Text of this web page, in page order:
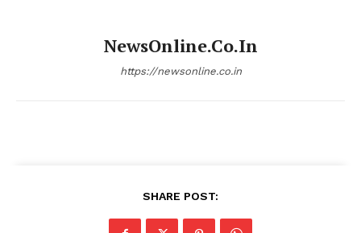
NewsOnline.co.in
https://newsonline.co.in
SHARE POST: